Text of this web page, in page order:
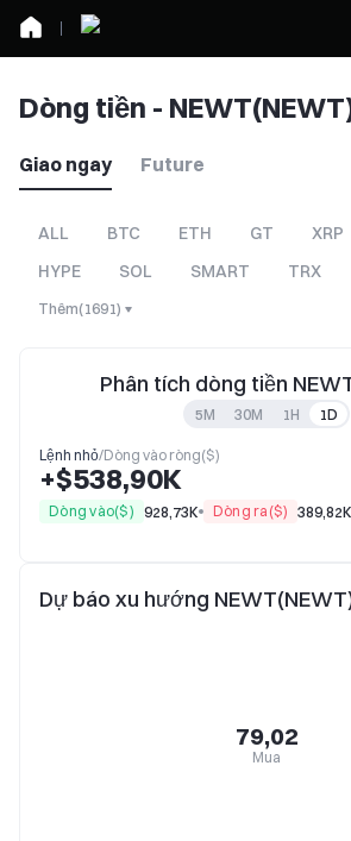
Dòng tiền -
Giao ngay Future
ALL BTC ETH GT XRP
HYPE
SOL SMART TRX
Thêm(1691)
Phân tích dòng tiền
5M 30M 1H 1D
Lệnh nhỏ/Dòng vào ròng($)
+$538,90K
Dòng vào($) 928,73K Dòng ra($) 389,82K
Dự báo xu hướng
79,02
Mua